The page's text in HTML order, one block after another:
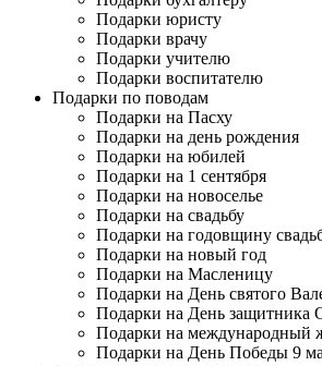
Подарки юристу
Подарки врачу
Подарки учителю
Подарки воспитателю
Подарки по поводам
Подарки на Пасху
Подарки на день рождения
Подарки на юбилей
Подарки на 1 сентября
Подарки на новоселье
Подарки на свадьбу
Подарки на годовщину
Подарки на новый год
Подарки на Масленицу
Подарки на День святого
Подарки на День защитника
Подарки на международный
Подарки на День Победы 9